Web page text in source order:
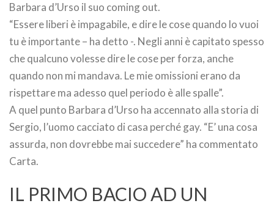
Barbara d’Urso il suo coming out.
“Essere liberi è impagabile, e dire le cose quando lo vuoi
tu è importante – ha detto -. Negli anni è capitato spesso
che qualcuno volesse dire le cose per forza, anche
quando non mi mandava. Le mie omissioni erano da
rispettare ma adesso quel periodo è alle spalle”.
A quel punto Barbara d’Urso ha accennato alla storia di
Sergio, l’uomo cacciato di casa perché gay. “E’ una cosa
assurda, non dovrebbe mai succedere” ha commentato
Carta.
IL PRIMO BACIO AD UN